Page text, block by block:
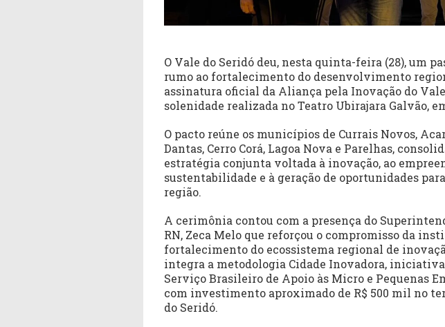
O Vale do Seridó deu, nesta quinta-feira (28), um
rumo ao fortalecimento do desenvolvimento
assinatura oficial da Aliança pela Inovação do
solenidade realizada no Teatro Ubirajara Galvão,
O pacto reúne os municípios de Currais Novos,
Dantas, Cerro Corá, Lagoa Nova e Parelhas,
estratégia conjunta voltada à inovação, ao
sustentabilidade e à geração de oportunidades
região.
A cerimônia contou com a presença do
RN, Zeca Melo que reforçou o compromisso da
fortalecimento do ecossistema regional de
integra a metodologia Cidade Inovadora,
Serviço Brasileiro de Apoio às Micro e Pequenas
com investimento aproximado de R$ 500 mil no
do Seridó.